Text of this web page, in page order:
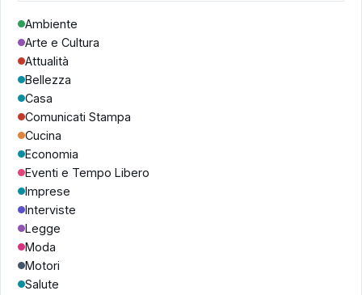
Ambiente
Arte e Cultura
Attualità
Bellezza
Casa
Comunicati Stampa
Cucina
Economia
Eventi e Tempo Libero
Imprese
Interviste
Legge
Moda
Motori
Salute